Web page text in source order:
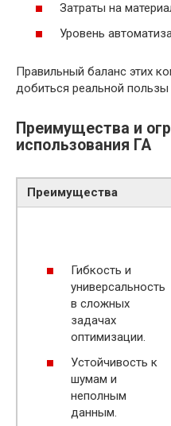
Затраты на
Уровень
Правильный баланс этих
добиться реальной
Преимущества и
использования ГА
Преимущества
Гибкость и
универсальность
в сложных
задачах
оптимизации.
Устойчивость к
шумам и
неполным
данным.